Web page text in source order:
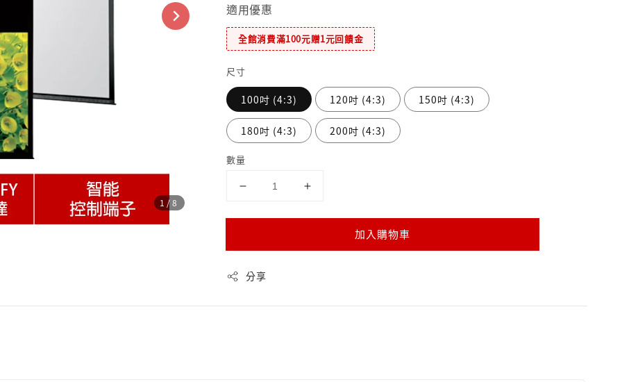
1 /8
適用優惠
全館消費滿100元贈1元回饋金
尺寸
100吋 (4:3) 120吋 (4:3) 150吋 (4:3)
180吋 (4:3) 200吋 (4:3)
數量
加入購物車
分享